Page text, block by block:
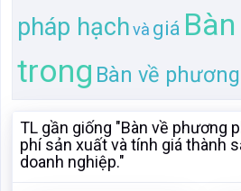
pháp hạchvà giá
trong Bàn về phương
TL gần giống "Bàn về phương
phí sản xuất và tính giá thành
doanh nghiệp."